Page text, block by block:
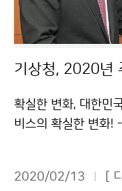
기상청, 2020년
확실한 변화, 대한민
비스의 확실한 변화!
날씨서비스 개편’으
2020/02/13 [